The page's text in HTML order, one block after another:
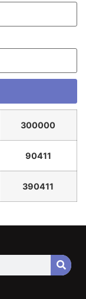
300000
90411
390411